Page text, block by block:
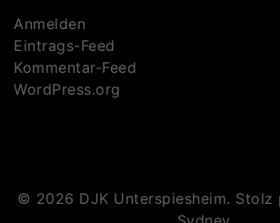
Anmelden
Eintrags-Feed
Kommentar-Feed
WordPress.org
© 2026 DJK Unterspiesheim. Stolz